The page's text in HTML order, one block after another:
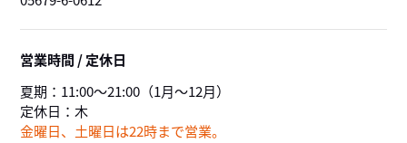
営業時間 / 定休日
夏期： 11:00～21:00（1月～12月）
定休日： 木
金曜日、土曜日は22時まで営業。